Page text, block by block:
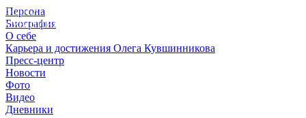
Персона
Биография
О себе
Карьера и достижения Олега Кувшинникова
Пресс-центр
Новости
Фото
Видео
Дневники
© 2012 - 2023,
КУВШИННИКОВ О.А.